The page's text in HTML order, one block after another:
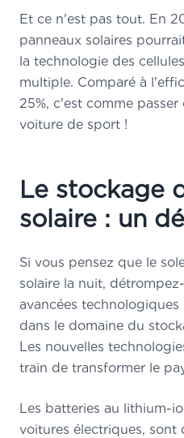
Et ce n'est pas tout. En
panneaux solaires
la technologie des
multiple. Comparé à
25%, c'est comme
voiture de sport !
Le stockage
solaire : un
Si vous pensez que le
solaire la nuit,
avancées technologiques
dans le domaine du
Les nouvelles
train de transformer le
Les batteries au lithium-
voitures électriques, sont